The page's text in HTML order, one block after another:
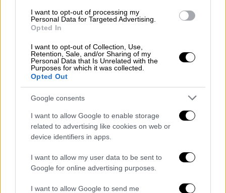
I want to opt-out of processing my
Personal Data for Targeted Advertising.
Opted In
I want to opt-out of Collection, Use,
Retention, Sale, and/or Sharing of my
Personal Data that Is Unrelated with the
Purposes for which it was collected.
Opted Out
Google consents
I want to allow Google to enable storage
related to advertising like cookies on web or
device identifiers in apps.
I want to allow my user data to be sent to
Google for online advertising purposes.
I want to allow Google to send me
κάνω μια τοιχογραφία των Manic Street
Preachers εδώ και αρκετό καιρό» οπότε
όταν ένας τοίχος προσφέρθηκε στο
Μπλακγουντ, «όρμησα».
«Καθώς ζωγράφιζα, πολλοί άνθρωποι
έρχονταν κοντά μου και ρωτούσαν "ποιοι
είναι;", καθώς το συγκρότημα είναι
αγνώριστο σήμερα».
Η τοιχογραφία περιλαμβάνει τον Ρίτσι
Έντουαρντς, ο οποίος εξαφανίστηκε από το
Embassy Hotel στο Λονδίνο πριν από μια